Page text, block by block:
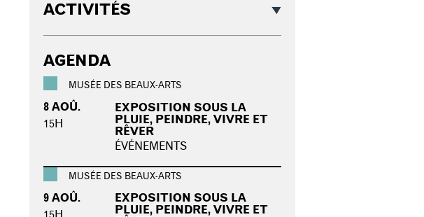
ACTIVITÉS
AGENDA
MUSÉE DES BEAUX-ARTS
8 AOÛ.
15H
EXPOSITION SOUS LA
PLUIE, PEINDRE, VIVRE ET
RÊVER
ÉVÉNEMENTS
MUSÉE DES BEAUX-ARTS
9 AOÛ.
15H
EXPOSITION SOUS LA
PLUIE, PEINDRE, VIVRE ET